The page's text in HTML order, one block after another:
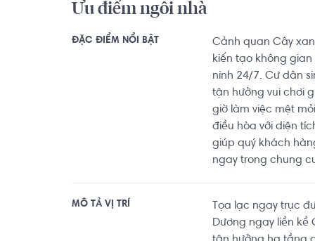
7.7km, Sân Bóng Đá Cỏ Nhân Tạo Nhà Thiếu
Ưu điểm ngôi nhà
ĐẶC ĐIỂM NỔI BẬT
Cảnh quan Cây
kiến tạo không
ninh 24/7. Cư dân
tận hưởng vui chơi
giờ làm việc mệt
điều hòa với diện
giúp quý khách
ngay trong chung
MÔ TẢ VỊ TRÍ
Tọa lạc ngay trục
Dương ngay liền kề